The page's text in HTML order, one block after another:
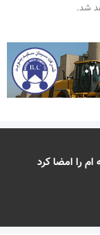
شد.
را امضا کرد